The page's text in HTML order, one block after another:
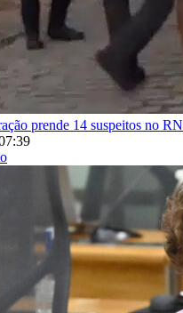
prende 14 suspeitos no RN